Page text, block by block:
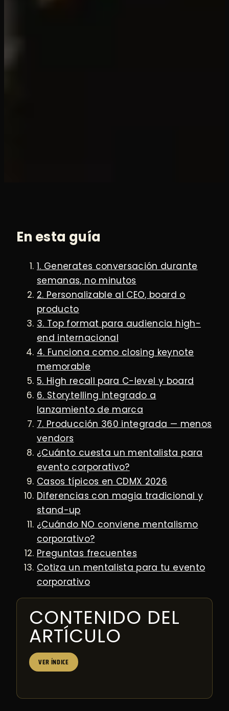
En esta guía
1. Generates conversación durante
semanas, no minutos
2. Personalizable al CEO, board o
producto
3. Top format para audiencia high-
end internacional
4. Funciona como closing keynote
memorable
5. High recall para C-level y board
6. Storytelling integrado a
lanzamiento de marca
7. Producción 360 integrada — menos
vendors
¿Cuánto cuesta un mentalista para
evento corporativo?
Casos típicos en CDMX 2026
Diferencias con magia tradicional y
stand-up
¿Cuándo NO conviene mentalismo
corporativo?
Preguntas frecuentes
Cotiza un mentalista para tu evento
corporativo
CONTENIDO DEL
ARTÍCULO
VER ÍNDICE